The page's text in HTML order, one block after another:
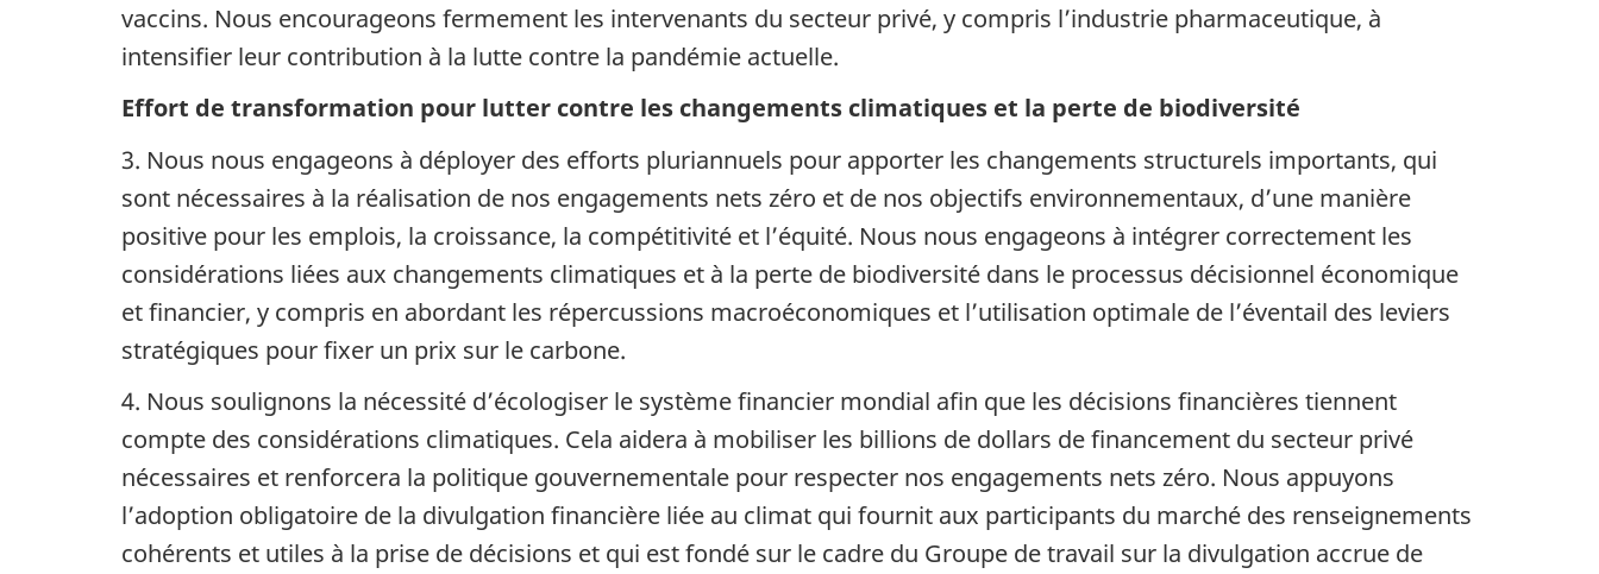
vaccins. Nous encourageons fermement les intervenants du secteur privé, y compris l’industrie pharmaceutique, à
intensifier leur contribution à la lutte contre la pandémie actuelle.
Effort de transformation pour lutter contre les changements climatiques et la perte de biodiversité
3. Nous nous engageons à déployer des efforts pluriannuels pour apporter les changements structurels importants, qui
sont nécessaires à la réalisation de nos engagements nets zéro et de nos objectifs environnementaux, d’une manière
positive pour les emplois, la croissance, la compétitivité et l’équité. Nous nous engageons à intégrer correctement les
considérations liées aux changements climatiques et à la perte de biodiversité dans le processus décisionnel économique
et financier, y compris en abordant les répercussions macroéconomiques et l’utilisation optimale de l’éventail des leviers
stratégiques pour fixer un prix sur le carbone.
4. Nous soulignons la nécessité d’écologiser le système financier mondial afin que les décisions financières tiennent
compte des considérations climatiques. Cela aidera à mobiliser les billions de dollars de financement du secteur privé
nécessaires et renforcera la politique gouvernementale pour respecter nos engagements nets zéro. Nous appuyons
l’adoption obligatoire de la divulgation financière liée au climat qui fournit aux participants du marché des renseignements
cohérents et utiles à la prise de décisions et qui est fondé sur le cadre du Groupe de travail sur la divulgation accrue de